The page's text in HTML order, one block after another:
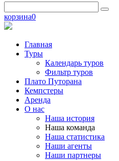
корзина0
Главная
Туры
Календарь туров
Фильтр туров
Плато Путорана
Кемпстеры
Аренда
О нас
Наша история
Наша команда
Наша статистика
Наши агенты
Наши партнеры